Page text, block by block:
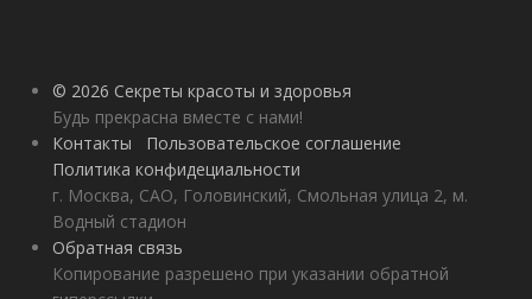
© 2026 Секреты красоты и здоровья
Будь прекрасна вместе с нами!
Контакты
Пользовательское соглашение
Политика конфидециальности
г. Москва, САО, Головинский, Смольная улица 2, м.
Водный стадион
Обратная связь
Копирование разрешено при указании обратной